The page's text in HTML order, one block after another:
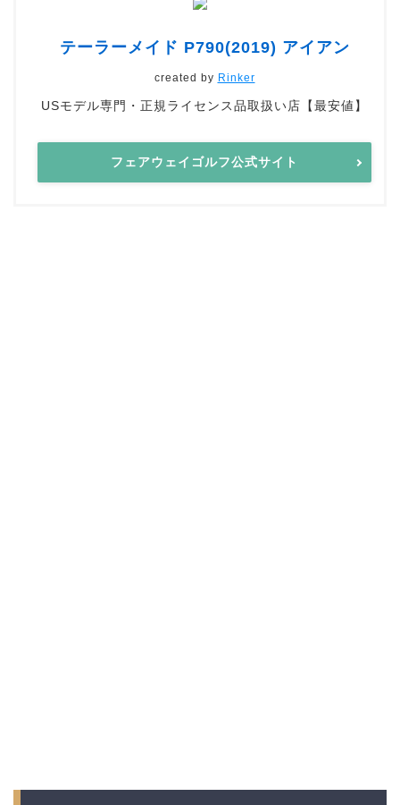
テーラーメイド P790(2019) アイアン
created by Rinker
USモデル専門・正規ライセンス品取扱い店【最安値】
フェアウェイゴルフ公式サイト